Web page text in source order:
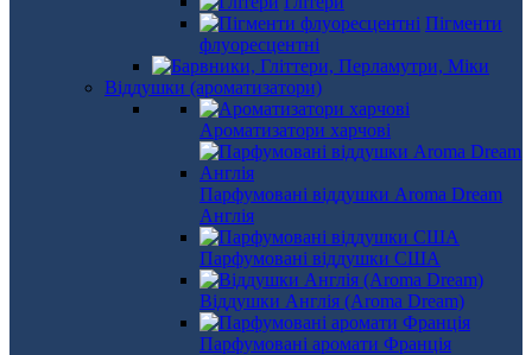
Пігменти
флуоресцентні
Віддушки (ароматизатори)
Ароматизатори харчові
Парфумовані віддушки Aroma Dream
Англія
Парфумовані віддушки США
Віддушки Англія (Aroma Dream)
Парфумовані аромати Франція